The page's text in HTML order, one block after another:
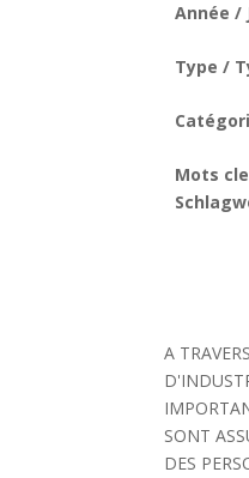
Année /
Type /
Mots
A
SONT
DES